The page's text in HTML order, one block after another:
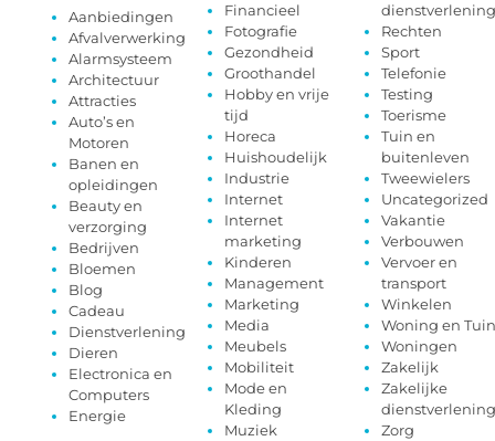
Aanbiedingen
Afvalverwerking
Alarmsysteem
Architectuur
Attracties
Auto’s en
Motoren
Banen en
opleidingen
Beauty en
verzorging
Bedrijven
Bloemen
Blog
Cadeau
Dienstverlening
Dieren
Electronica en
Computers
Energie
Financieel
Fotografie
Gezondheid
Groothandel
Hobby en vrije
tijd
Horeca
Huishoudelijk
Industrie
Internet
Internet
marketing
Kinderen
Management
Marketing
Media
Meubels
Mobiliteit
Mode en
Kleding
Muziek
dienstverlening
Rechten
Sport
Telefonie
Testing
Toerisme
Tuin en
buitenleven
Tweewielers
Uncategorized
Vakantie
Verbouwen
Vervoer en
transport
Winkelen
Woning en Tuin
Woningen
Zakelijk
Zakelijke
dienstverlening
Zorg